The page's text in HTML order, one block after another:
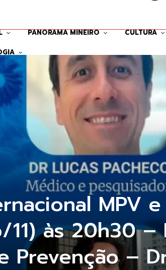
PANORAMA MINEIRO CULTURA
MPV
às 20h30 –
Prevenção –